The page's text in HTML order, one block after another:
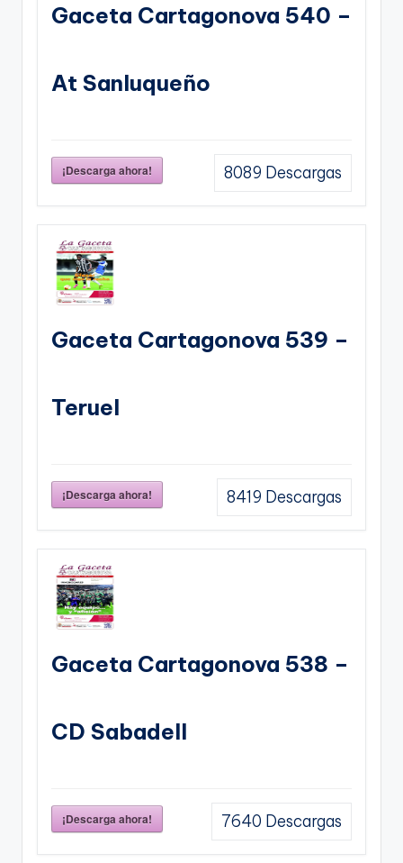
Gaceta Cartagonova 540 –
At Sanluqueño
¡Descarga ahora! 8089 Descargas
Gaceta Cartagonova 539 –
Teruel
¡Descarga ahora! 8419 Descargas
Gaceta Cartagonova 538 –
CD Sabadell
¡Descarga ahora! 7640 Descargas